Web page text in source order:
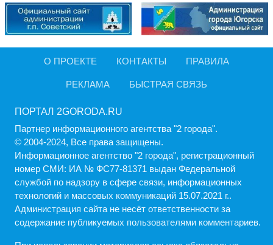
О ПРОЕКТЕ КОНТАКТЫ ПРАВИЛА
РЕКЛАМА БЫСТРАЯ СВЯЗЬ
ПОРТАЛ 2GORODA.RU
Партнер информационного агентства "2 города".
© 2004-2024, Все права защищены.
Информационное агентство "2 города", регистрационный
номер СМИ: ИА № ФС77-81371 выдан Федеральной
службой по надзору в сфере связи, информационных
технологий и массовых коммуникаций 15.07.2021 г..
Администрация cайта не несёт ответственности за
содержание публикуемых пользователями комментариев.